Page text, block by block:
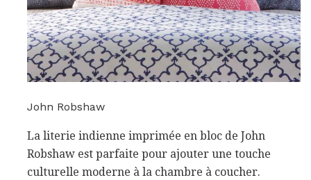
John Robshaw
La literie indienne imprimée en bloc de John
Robshaw est parfaite pour ajouter une touche
culturelle moderne à la chambre à coucher.